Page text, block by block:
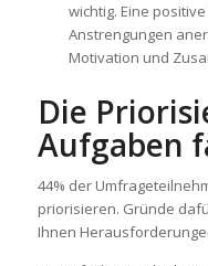
wichtig. Eine
Anstrengungen
Motivation und
Die
Aufgaben
44% der
priorisieren. Gründe
Ihnen